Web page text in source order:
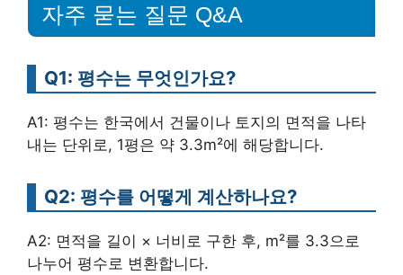
자주 묻는 질문 Q&A
Q1: 평수는 무엇인가요?
A1: 평수는 한국에서 건물이나 토지의 면적을 나타
내는 단위로, 1평은 약 3.3m²에 해당합니다.
Q2: 평수를 어떻게 계산하나요?
A2: 면적을 길이 × 너비로 구한 후, m²를 3.3으로
나누어 평수로 변환합니다.